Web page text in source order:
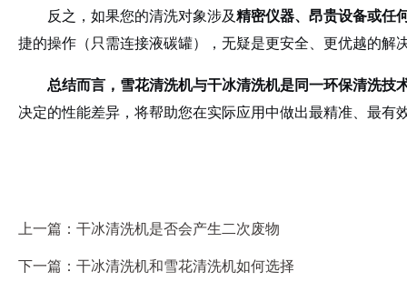
反之，如果您的清洗对象涉及精密仪器、昂贵设备或任
捷的操作（只需连接液碳罐），无疑是更安全、更优越的解
总结而言，雪花清洗机与干冰清洗机是同一环保清洗技
决定的性能差异，将帮助您在实际应用中做出最精准、最有
上一篇： 干冰清洗机是否会产生二次废物
下一篇： 干冰清洗机和雪花清洗机如何选择